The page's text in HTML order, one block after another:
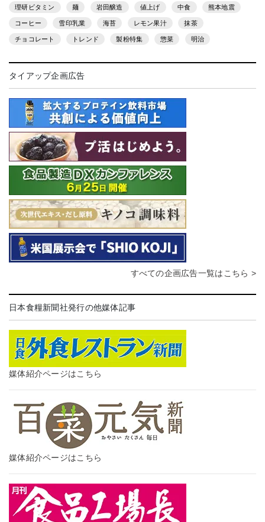
理研ビタミン 麺 岩田醸造 値上げ 中食 熊本地震
コーヒー 雪印乳業 海苔 レモン果汁 抹茶
チョコレート トレンド 製粉特集 惣菜 明治
タイアップ企画広告
すべての企画広告一覧はこちら >
日本食糧新聞社発行の他媒体記事
媒体紹介ページはこちら
媒体紹介ページはこちら